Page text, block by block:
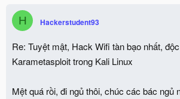
c
t
i
n
s
H Hackerstudent93
Re: Tuyệt mật, Hack Wifi tàn bạo nhất,
Karametasploit trong Kali Linux
Mệt quá rồi, đi ngủ thôi, chúc các bác ngủ